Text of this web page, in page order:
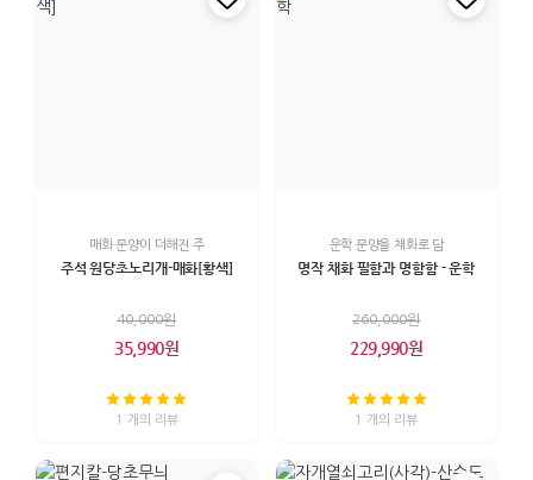
매화 문양이 더해진 주
주석 원당초노리개-매화[황색]
40,000원
35,990원
1 개의 리뷰
운학 문양을 채화로 담
명작 채화 필함과 명함함 - 운학
260,000원
229,990원
1 개의 리뷰